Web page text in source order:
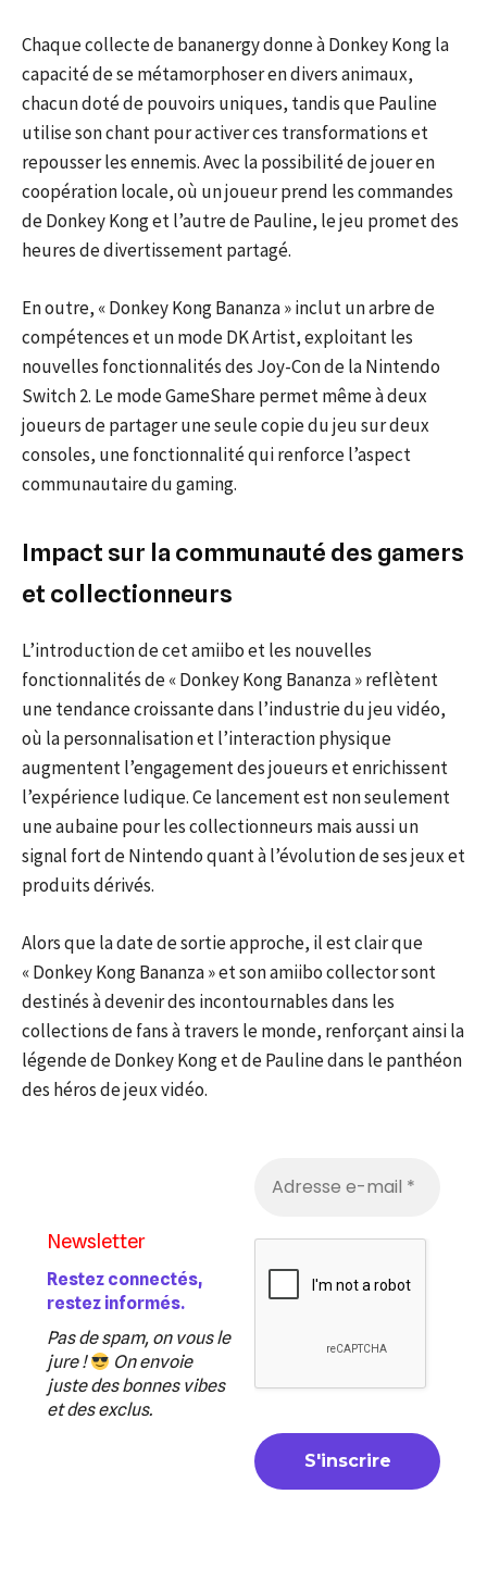
Chaque collecte de bananergy donne à Donkey Kong la
capacité de se métamorphoser en divers animaux,
chacun doté de pouvoirs uniques, tandis que Pauline
utilise son chant pour activer ces transformations et
repousser les ennemis. Avec la possibilité de jouer en
coopération locale, où un joueur prend les commandes
de Donkey Kong et l’autre de Pauline, le jeu promet des
heures de divertissement partagé.
En outre, « Donkey Kong Bananza » inclut un arbre de
compétences et un mode DK Artist, exploitant les
nouvelles fonctionnalités des Joy-Con de la Nintendo
Switch 2. Le mode GameShare permet même à deux
joueurs de partager une seule copie du jeu sur deux
consoles, une fonctionnalité qui renforce l’aspect
communautaire du gaming.
Impact sur la communauté des gamers
et collectionneurs
L’introduction de cet amiibo et les nouvelles
fonctionnalités de « Donkey Kong Bananza » reflètent
une tendance croissante dans l’industrie du jeu vidéo,
où la personnalisation et l’interaction physique
augmentent l’engagement des joueurs et enrichissent
l’expérience ludique. Ce lancement est non seulement
une aubaine pour les collectionneurs mais aussi un
signal fort de Nintendo quant à l’évolution de ses jeux et
produits dérivés.
Alors que la date de sortie approche, il est clair que
« Donkey Kong Bananza » et son amiibo collector sont
destinés à devenir des incontournables dans les
collections de fans à travers le monde, renforçant ainsi la
légende de Donkey Kong et de Pauline dans le panthéon
des héros de jeux vidéo.
Newsletter
Restez connectés,
restez informés.
Pas de spam, on vous le
jure !
On envoie
juste des bonnes vibes
et des exclus.